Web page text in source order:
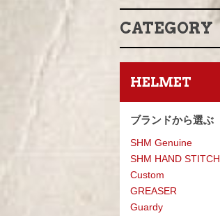
CATEGORY
HELMET
ブランドから選ぶ
SHM Genuine
SHM HAND STITCH
Custom
GREASER
Guardy